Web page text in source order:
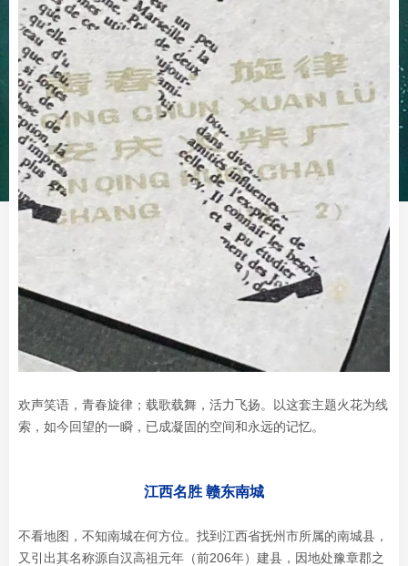
欢声笑语，青春旋律；载歌载舞，活力飞扬。以这套主题火花为线
索，如今回望的一瞬，已成凝固的空间和永远的记忆。
江西名胜 赣东南城
不看地图，不知南城在何方位。找到江西省抚州市所属的南城县，
又引出其名称源自汉高祖元年（前206年）建县，因地处豫章郡之